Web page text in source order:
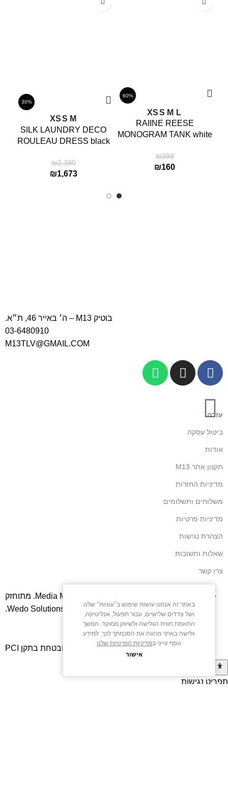
60%
L
M
S
XS
RAIINE REESE
MONOGRAM TANK white
₪399
₪160
30%
M
S
XS
SILK LAUNDRY DECO
ROULEAU DRESS black
₪2,390
₪1,673
בוטיק M13 – ה׳ באייר 46, ת״א.
03-6480910
עזרה
ביטול עסקה
אודות
תקנון אתר M13
מדיניות החזרות
משלוחים ותשלומים
מדיניות פרטיות
הצהרת נגישות
שאלות ותשובות
צרו קשר
כל הזכויות שמורות – M13. פותח על ידי Media Maven. מתוחזק
על ידי
Wedo Solutions
.
הקנייה באתר מאובטחת בתקן PCI
תפריט נגישות
באתר זה אנחנו עושות שימוש ב׳עוגיות׳ שלנו
ושל צדדים שלישיים, עבור תפעול, אנליטיקה,
התאמת חווית הגלישה ולשיווק ממוקד. המשך
גלישה באתר מהווה את הסכמתך לכך. למידע
נוסף עייני במדיניות הפרטיות שלנו
אישור